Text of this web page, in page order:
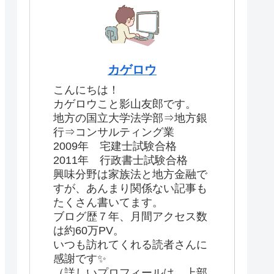
カゲロウ
こんにちは！
カゲロウこと影山友郎です。
地方の国立大学法学部⇒地方銀
行⇒コンサルティング業
2009年 宅建士試験合格
2011年 行政書士試験合格
興味分野は家族法と地方金融で
すが、あんまり関係ない記事も
たくさん書いてます。
ブログ歴７年、月間アクセス数
は約60万PV。
いつも訪れてくれる読者さんに
感謝です✨